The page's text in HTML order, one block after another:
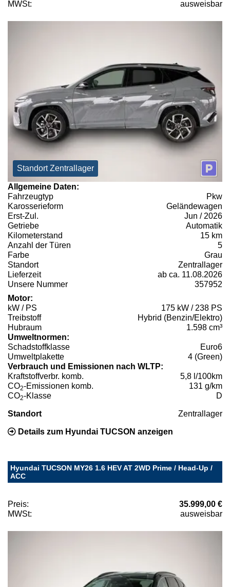
MWSt:
ausweisbar
Standort Zentrallager
Allgemeine Daten:
Fahrzeugtyp
Pkw
Karosserieform
Geländewagen
Erst-Zul.
Jun / 2026
Getriebe
Automatik
Kilometerstand
15 km
Anzahl der Türen
5
Farbe
Grau
Standort
Zentrallager
Lieferzeit
ab ca. 11.08.2026
Unsere Nummer
357952
Motor:
kW / PS
175 kW / 238 PS
Treibstoff
Hybrid (Benzin/Elektro)
Hubraum
1.598 cm³
Umweltnormen:
Schadstoffklasse
Euro6
Umweltplakette
4 (Green)
Verbrauch und Emissionen nach WLTP:
Kraftstoffverbr. komb.
5,8 l/100km
CO2-Emissionen komb.
131 g/km
CO2-Klasse D
Standort Zentrallager
Details zum Hyundai TUCSON anzeigen
Hyundai TUCSON MY26 1.6 HEV AT 2WD Prime / Head-Up /
ACC
Preis:
35.999,00 €
MWSt:
ausweisbar